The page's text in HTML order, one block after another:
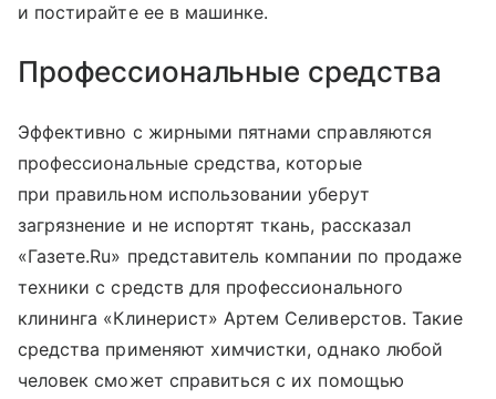
и постирайте ее в машинке.
Профессиональные средства
Эффективно с жирными пятнами справляются
профессиональные средства, которые
при правильном использовании уберут
загрязнение и не испортят ткань, рассказал
«Газете.Ru» представитель компании по продаже
техники с средств для профессионального
клининга «Клинерист» Артем Селиверстов. Такие
средства применяют химчистки, однако любой
человек сможет справиться с их помощью